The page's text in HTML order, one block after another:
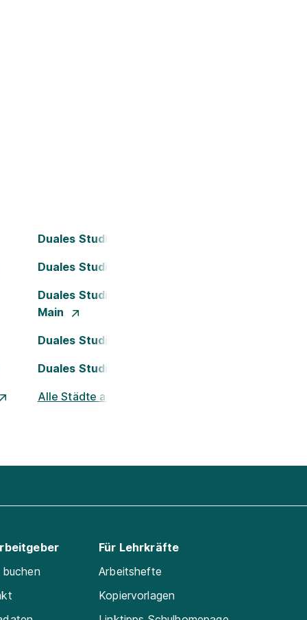
Duales Studium Bielefeld
Duales Studium Dortmund
Duales Studium Frankfurt am
Main
Duales Studium Köln
Duales Studium Nürnberg
Alle Städte ansehen
Für Lehrkräfte
Arbeitshefte
Kopiervorlagen